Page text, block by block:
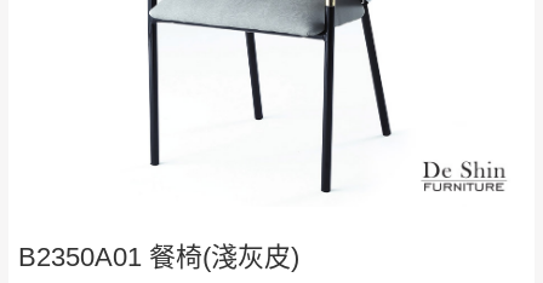
B2350A01 餐椅(淺灰皮)